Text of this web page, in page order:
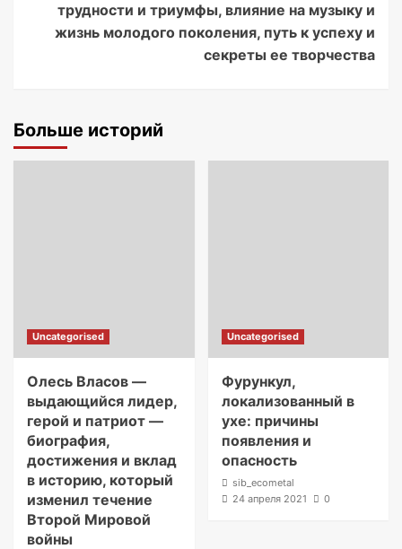
трудности и триумфы, влияние на музыку и
жизнь молодого поколения, путь к успеху и
секреты ее творчества
Больше историй
Uncategorised
Олесь Власов —
выдающийся лидер,
герой и патриот —
биография,
достижения и вклад
в историю, который
изменил течение
Второй Мировой
войны
Uncategorised
Фурункул,
локализованный в
ухе: причины
появления и
опасность
sib_ecometal
24 апреля 2021
0